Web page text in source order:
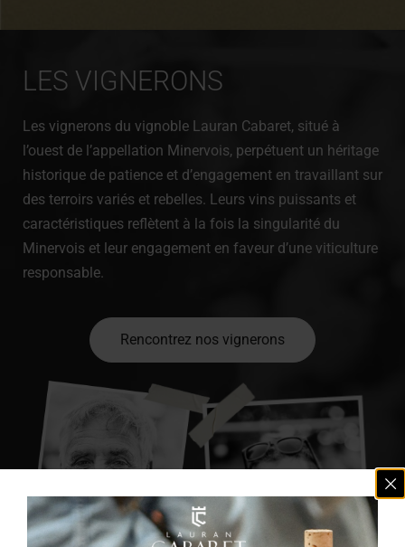
LES VIGNERONS
Les vignerons du vignoble Lauran Cabaret, situé à
l’ouest de l’appellation Minervois, perpétuent un héritage
historique de patience et d’engagement en travaillant sur
des terroirs variés et rebelles. Leurs vins puissants et
caractéristiques reflètent à la fois la singularité du
Minervois et leur engagement en faveur d’une viticulture
responsable.
Rencontrez nos vignerons